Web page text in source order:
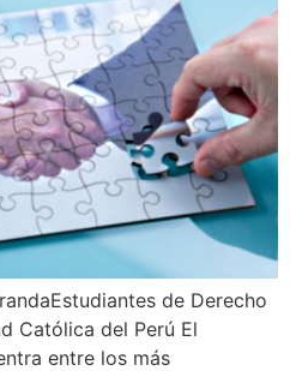
de Derecho
Católica del Perú El
entre los más